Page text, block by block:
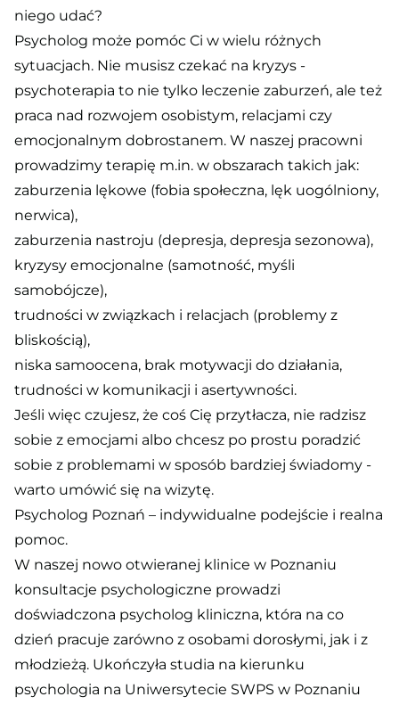
niego udać?
Psycholog może pomóc Ci w wielu różnych
sytuacjach. Nie musisz czekać na kryzys -
psychoterapia to nie tylko leczenie zaburzeń, ale też
praca nad rozwojem osobistym, relacjami czy
emocjonalnym dobrostanem. W naszej pracowni
prowadzimy terapię m.in. w obszarach takich jak:
zaburzenia lękowe (fobia społeczna, lęk uogólniony,
nerwica),
zaburzenia nastroju (depresja, depresja sezonowa),
kryzysy emocjonalne (samotność, myśli
samobójcze),
trudności w związkach i relacjach (problemy z
bliskością),
niska samoocena, brak motywacji do działania,
trudności w komunikacji i asertywności.
Jeśli więc czujesz, że coś Cię przytłacza, nie radzisz
sobie z emocjami albo chcesz po prostu poradzić
sobie z problemami w sposób bardziej świadomy -
warto umówić się na wizytę.
Psycholog Poznań – indywidualne podejście i realna
pomoc.
W naszej nowo otwieranej klinice w Poznaniu
konsultacje psychologiczne prowadzi
doświadczona psycholog kliniczna, która na co
dzień pracuje zarówno z osobami dorosłymi, jak i z
młodzieżą. Ukończyła studia na kierunku
psychologia na Uniwersytecie SWPS w Poznaniu